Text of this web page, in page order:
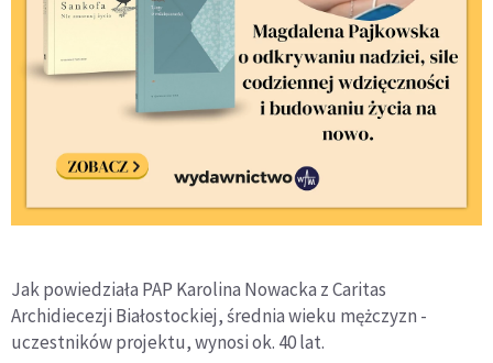
Jak powiedziała PAP Karolina Nowacka z Caritas
Archidiecezji Białostockiej, średnia wieku mężczyzn -
uczestników projektu, wynosi ok. 40 lat.